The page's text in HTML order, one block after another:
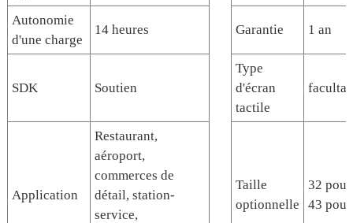
Autonomie
d'une charge
14 heures Garantie 1 an
SDK Soutien
Type
d'écran
tactile
Application
Restaurant,
aéroport,
commerces de
détail, station-
service,
Taille
optionnelle
32
43